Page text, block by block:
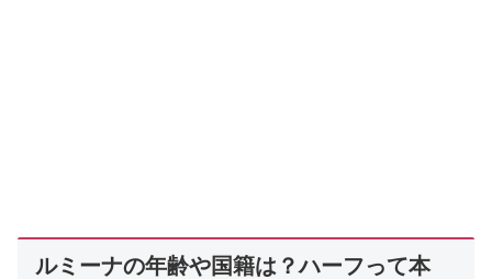
ルミーナの年齢や国籍は？ハーフって本